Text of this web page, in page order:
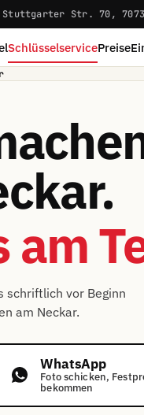
Stuttgarter Str. 70,
SchlüsselservicePreise
am
schriftlich vor Beginn
am Neckar.
WhatsApp
Foto schicken,
bekommen